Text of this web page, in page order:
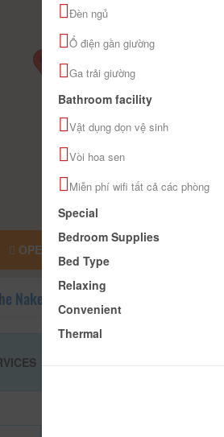
OPEN MAP
Nakedsoul
Đèn ngủ
Ổ điện gần giường
Ga trải giường
Bathroom facility
Vật dụng dọn vệ sinh
Vòi hoa sen
Miễn phí wifi tất cả các phòng
Special
Bedroom Supplies
Bed Type
Relaxing
Convenient
Thermal